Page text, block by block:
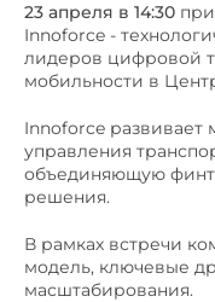
23 апреля в 14:30
Innoforce -
лидеров цифровой
мобильности в
Innoforce
управления
объединяющую
решения.
В рамках встречи
модель, ключевые
масштабирования.